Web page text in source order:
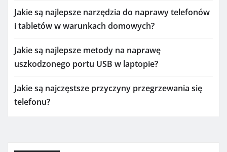
Jakie są najlepsze narzędzia do naprawy telefonów
i tabletów w warunkach domowych?
Jakie są najlepsze metody na naprawę
uszkodzonego portu USB w laptopie?
Jakie są najczęstsze przyczyny przegrzewania się
telefonu?